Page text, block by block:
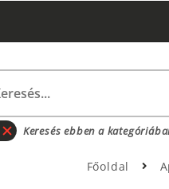
Keresés ebben a
Főoldal